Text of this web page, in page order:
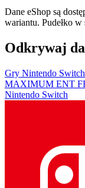
Dane eShop są
wariantu. Pudełko w
Odkrywaj
Gry Nintendo
MAXIMUM ENT
Nintendo Switch